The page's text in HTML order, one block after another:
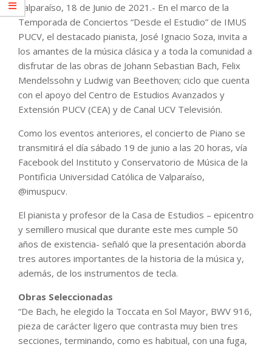
Valparaíso, 18 de Junio de 2021.- En el marco de la
Temporada de Conciertos “Desde el Estudio” de IMUS
PUCV, el destacado pianista, José Ignacio Soza, invita a
los amantes de la música clásica y a toda la comunidad a
disfrutar de las obras de Johann Sebastian Bach, Felix
Mendelssohn y Ludwig van Beethoven; ciclo que cuenta
con el apoyo del Centro de Estudios Avanzados y
Extensión PUCV (CEA) y de Canal UCV Televisión.
Como los eventos anteriores, el concierto de Piano se
transmitirá el día sábado 19 de junio a las 20 horas, vía
Facebook del Instituto y Conservatorio de Música de la
Pontificia Universidad Católica de Valparaíso,
@imuspucv.
El pianista y profesor de la Casa de Estudios – epicentro
y semillero musical que durante este mes cumple 50
años de existencia- señaló que la presentación aborda
tres autores importantes de la historia de la música y,
además, de los instrumentos de tecla.
Obras Seleccionadas
“De Bach, he elegido la Toccata en Sol Mayor, BWV 916,
pieza de carácter ligero que contrasta muy bien tres
secciones, terminando, como es habitual, con una fuga,